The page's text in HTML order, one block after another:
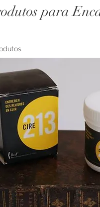
para